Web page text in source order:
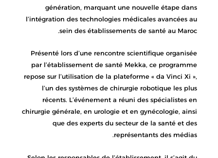
génération, marquant une nouvelle étape dans
l’intégration des technologies médicales avancées au
sein des établissements de santé au Maroc.
Présenté lors d’une rencontre scientifique organisée
par l’établissement de santé Mekka, ce programme
repose sur l’utilisation de la plateforme « da Vinci Xi »,
l’un des systèmes de chirurgie robotique les plus
récents. L’événement a réuni des spécialistes en
chirurgie générale, en urologie et en gynécologie, ainsi
que des experts du secteur de la santé et des
représentants des médias.